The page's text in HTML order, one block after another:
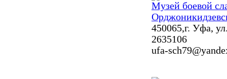
Музей боевой
450065,г. Уфа,
2635106
ufa-